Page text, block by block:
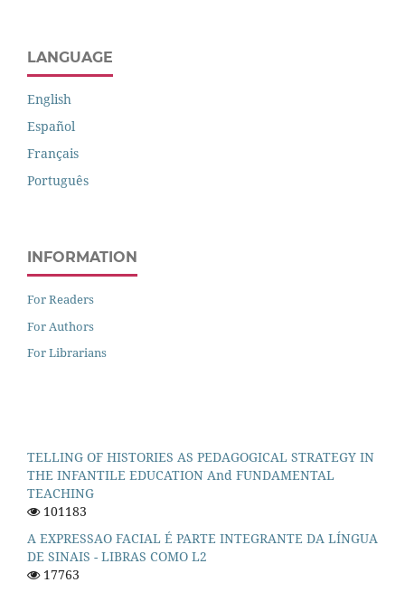
LANGUAGE
English
Español
Français
Português
INFORMATION
For Readers
For Authors
For Librarians
TELLING OF HISTORIES AS PEDAGOGICAL STRATEGY IN
THE INFANTILE EDUCATION And FUNDAMENTAL
TEACHING
101183
A EXPRESSAO FACIAL É PARTE INTEGRANTE DA LÍNGUA
DE SINAIS - LIBRAS COMO L2
17763